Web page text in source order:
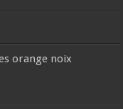
orange noix